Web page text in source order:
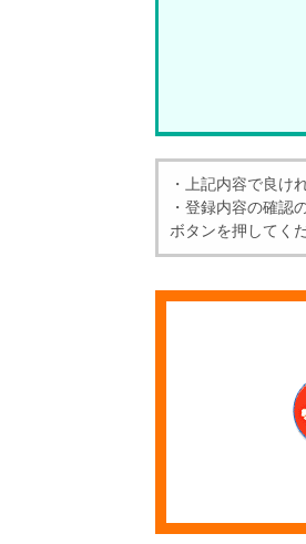
・上記内容で良け
・登録内容の確認
ボタンを押してく